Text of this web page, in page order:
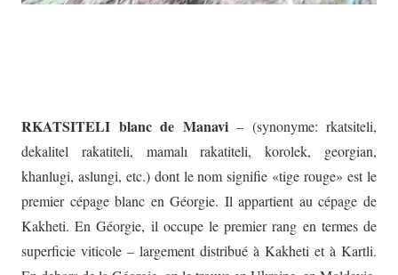
RKATSITELI blanc de Manavi– (synonyme: rkatsiteli,
dekalitel rakatiteli, mamalı rakatiteli, korolek, georgian,
khanlugi, aslungi, etc.) dont le nom signifie «tige rouge» est le
premier cépage blanc en Géorgie. Il appartient au cépage de
Kakheti. En Géorgie, il occupe le premier rang en termes de
superficie viticole – largement distribué à Kakheti et à Kartli.